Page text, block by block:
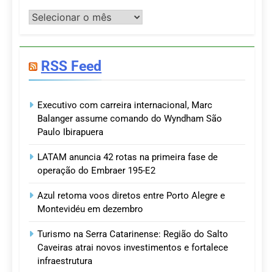
Postagens
RSS Feed
Executivo com carreira internacional, Marc
Balanger assume comando do Wyndham São
Paulo Ibirapuera
LATAM anuncia 42 rotas na primeira fase de
operação do Embraer 195-E2
Azul retoma voos diretos entre Porto Alegre e
Montevidéu em dezembro
Turismo na Serra Catarinense: Região do Salto
Caveiras atrai novos investimentos e fortalece
infraestrutura